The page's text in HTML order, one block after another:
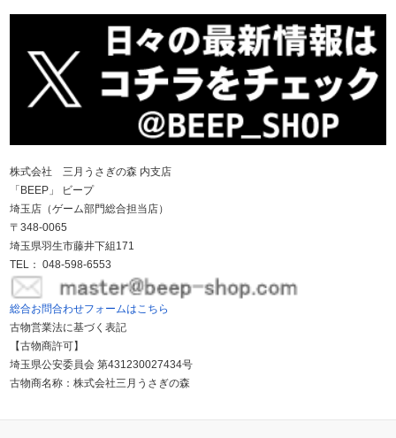
株式会社 三月うさぎの森 内支店
「BEEP」 ビープ
埼玉店（ゲーム部門総合担当店）
〒348-0065
埼玉県羽生市藤井下組171
TEL： 048-598-6553
総合お問合わせフォームはこちら
古物営業法に基づく表記
【古物商許可】
埼玉県公安委員会 第431230027434号
古物商名称：株式会社三月うさぎの森